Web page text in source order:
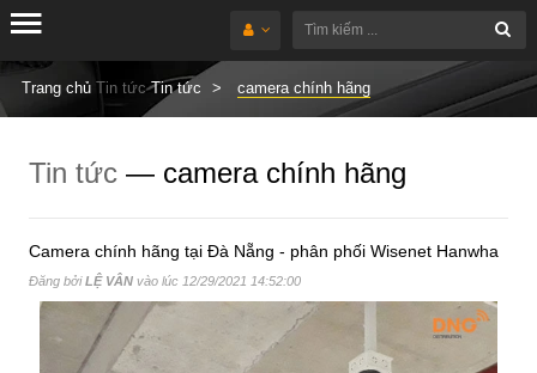
Trang chủ Tin tức Tin tức camera chính hãng
Tin tức — camera chính hãng
Camera chính hãng tại Đà Nẵng - phân phối Wisenet Hanwha
Đăng bởiLỆ VÂN vào lúc 12/29/2021 14:52:00